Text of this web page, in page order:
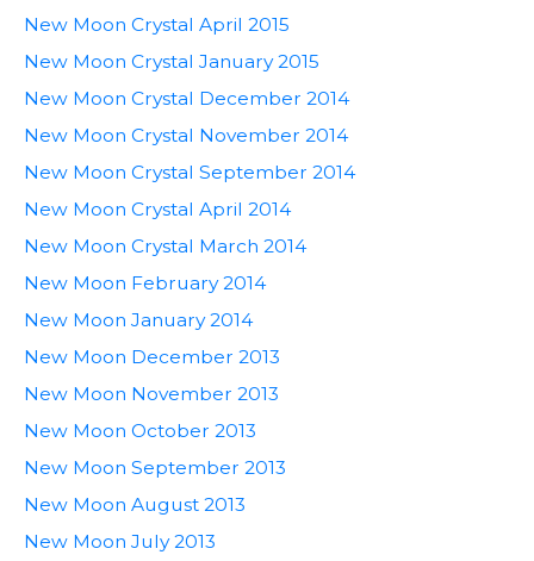
New Moon Crystal April 2015
New Moon Crystal January 2015
New Moon Crystal December 2014
New Moon Crystal November 2014
New Moon Crystal September 2014
New Moon Crystal April 2014
New Moon Crystal March 2014
New Moon February 2014
New Moon January 2014
New Moon December 2013
New Moon November 2013
New Moon October 2013
New Moon September 2013
New Moon August 2013
New Moon July 2013